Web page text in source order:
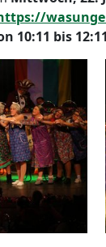
10:11 bis